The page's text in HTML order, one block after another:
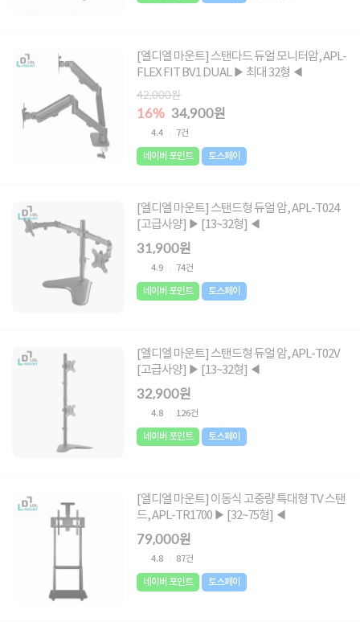
[엘디엘 마운트] 스탠다드 듀얼 모니터암, APL-
FLEX FIT BV1 DUAL ▶ 최대 32형 ◀
42,000원
16% 34,900원
4.4 7건
네이버 포인트 토스페이
[엘디엘 마운트] 스탠드형 듀얼 암, APL-T024
[고급사양] ▶ [13~32형] ◀
31,900원
4.9 74건
네이버 포인트 토스페이
[엘디엘 마운트] 스탠드형 듀얼 암, APL-T02V
[고급사양] ▶ [13~32형] ◀
32,900원
4.8 126건
네이버 포인트 토스페이
[엘디엘 마운트] 이동식 고중량 특대형 TV 스탠
드, APL-TR1700 ▶ [32~75형] ◀
79,000원
4.8 87건
네이버 포인트 토스페이